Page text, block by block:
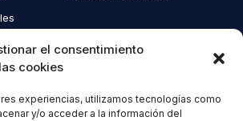
el consentimiento
cookies
experiencias, utilizamos tecnologías como
y/o acceder a la información del
Todos los derechos reservados.